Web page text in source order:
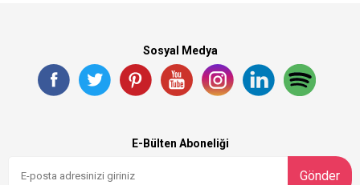
Sosyal Medya
E-Bülten Aboneliği
Gönder